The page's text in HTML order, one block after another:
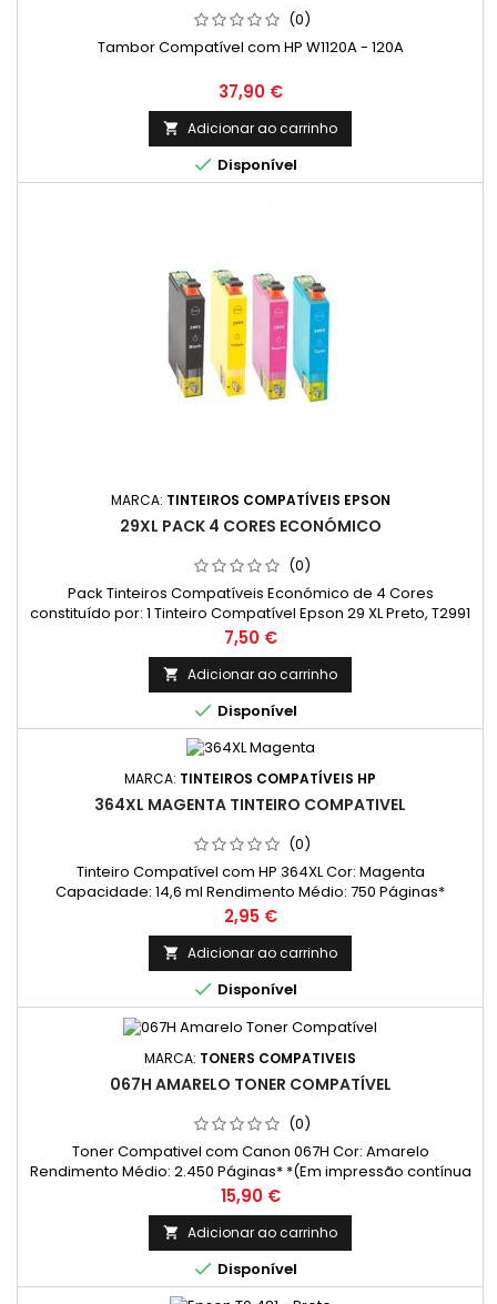
(0)
Tambor Compatível com HP W1120A - 120A
Preço
37,90 €
 Adicionar ao carrinho
 Disponível
MARCA: TINTEIROS COMPATÍVEIS EPSON
29XL PACK 4 CORES ECONÓMICO
(0)
Pack Tinteiros Compatíveis Económico de 4 Cores
constituído por: 1 Tinteiro Compatível Epson 29 XL Preto, T2991
/ T2981 - Capacidade: 17 ml 1 Tinteiro Compatível Epson 29 XL
Ciano, T2992 / T2982 - Capacidade: 13 ml 1 Tinteiro
Compatível Epson 29 XL Magenta, T2993 / T2983 -
Capacidade: 13 ml 1 Tinteiro Compatível Epson 29 XL Amarelo,
T2994 / T2984 -...
Preço
7,50 €
 Adicionar ao carrinho
 Disponível
MARCA: TINTEIROS COMPATÍVEIS HP
364XL MAGENTA TINTEIRO COMPATIVEL
(0)
Tinteiro Compatível com HP 364XL Cor: Magenta
Capacidade: 14,6 ml Rendimento Médio: 750 Páginas*
Preço
2,95 €
 Adicionar ao carrinho
 Disponível
MARCA: TONERS COMPATIVEIS
067H AMARELO TONER COMPATÍVEL
(0)
Toner Compativel com Canon 067H Cor: Amarelo
Rendimento Médio: 2.450 Páginas* *(Em impressão contínua
até 5% de cobertura de uma Folha A4)
Preço
15,90 €
 Adicionar ao carrinho
 Disponível